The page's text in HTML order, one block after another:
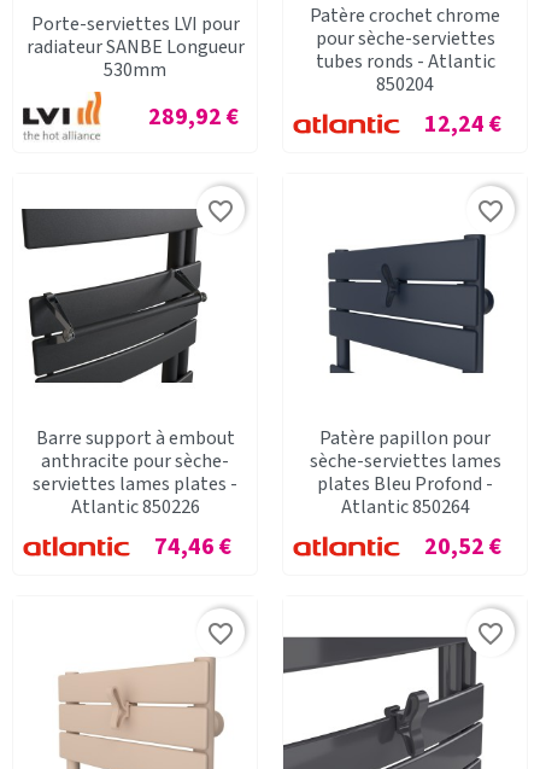
Porte-serviettes LVI pour
radiateur SANBE Longueur
530mm
Prix
289,92 €
Patère crochet chrome
pour sèche-serviettes
tubes ronds - Atlantic
850204
Prix
12,24 €
Barre support à embout
anthracite pour sèche-
serviettes lames plates -
Atlantic 850226
Prix
74,46 €
favorite_border
Patère papillon pour
sèche-serviettes lames
plates Bleu Profond -
Atlantic 850264
Prix
20,52 €
favorite_border
favorite_border favorite_border